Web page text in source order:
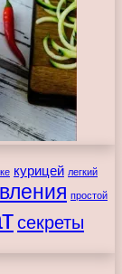
курицей легкий
простой
секреты